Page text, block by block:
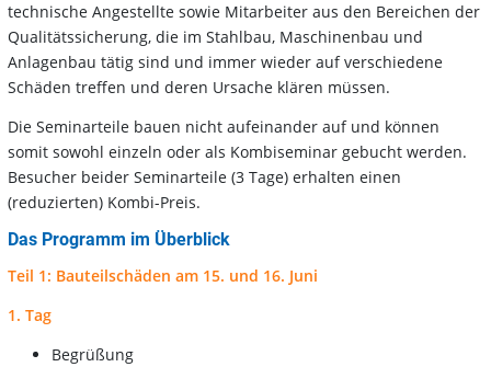
technische Angestellte sowie Mitarbeiter aus den Bereichen der
Qualitätssicherung, die im Stahlbau, Maschinenbau und
Anlagenbau tätig sind und immer wieder auf verschiedene
Schäden treffen und deren Ursache klären müssen.
Die Seminarteile bauen nicht aufeinander auf und können
somit sowohl einzeln oder als Kombiseminar gebucht werden.
Besucher beider Seminarteile (3 Tage) erhalten einen
(reduzierten) Kombi-Preis.
Das Programm im Überblick
Teil 1: Bauteilschäden am 15. und 16. Juni
1. Tag
Begrüßung